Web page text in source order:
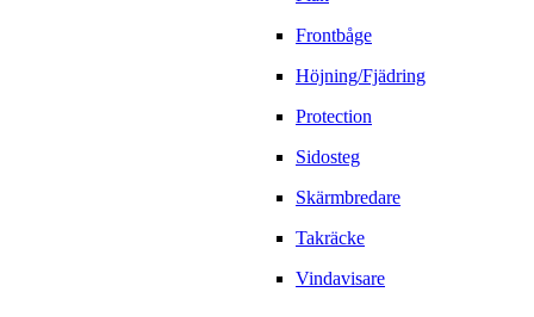
Frontbåge
Höjning/Fjädring
Protection
Sidosteg
Skärmbredare
Takräcke
Vindavisare